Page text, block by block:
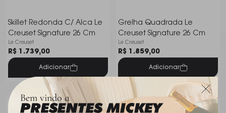
Bem vindo a
Skillet Redonda C/ Alca Le
Creuset Signature 26 Cm
Le Creuset
R$ 1.739,00
Adicionar
Grelha Quadrada Le
Creuset Signature 26 Cm
Le Creuset
R$ 1.859,00
Adicionar